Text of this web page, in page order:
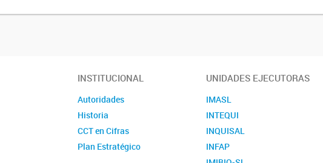
INSTITUCIONAL
Autoridades
Historia
CCT en Cifras
Plan Estratégico
UNIDADES EJECUTORAS
IMASL
INTEQUI
INQUISAL
INFAP